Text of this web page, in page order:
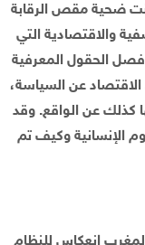
ضحية مقص الرقابة
والاقتصادية التي
فصل الحقول المعرفية
عن السياسة،
عن الواقع. وقد
الإنسانية وكيف تم
انعكاس للنظام